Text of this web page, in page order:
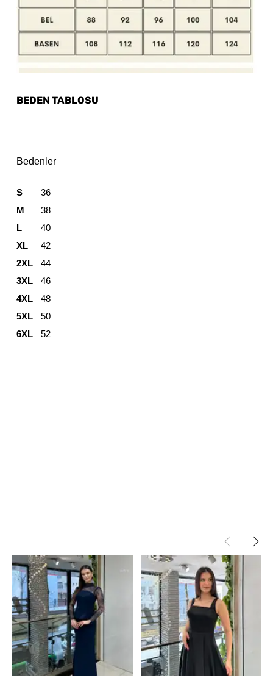
BEDEN TABLOSU
Bedenler
S
36
M
38
L
40
XL
42
2XL
44
3XL
46
4XL
48
5XL
50
6XL
52